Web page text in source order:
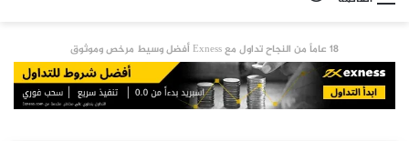
18 عاماً من النجاح تداول مع Exness أفضل وسيط مرخص وموثوق